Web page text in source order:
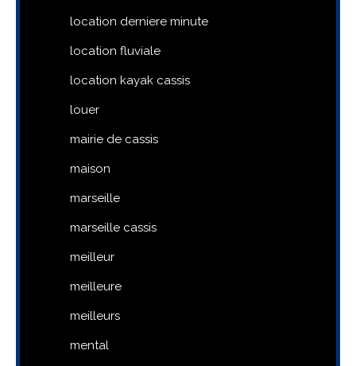
location derniere minute
location fluviale
location kayak cassis
louer
mairie de cassis
maison
marseille
marseille cassis
meilleur
meilleure
meilleurs
mental